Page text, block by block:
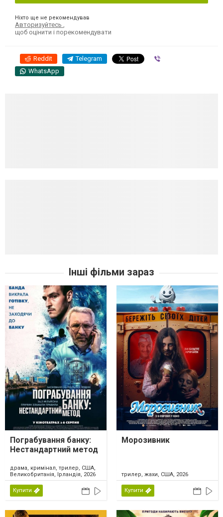
Ніхто ще не рекомендував
Авторизуйтесь ,
щоб оцінити і порекомендувати
Reddit Telegram
WhatsApp
Інші фільми зараз
Пограбування банку:
Нестандартний метод
драма, кримінал, трилер, США,
Великобританія, Ірландія, 2026
Купити
Морозивник
трилер, жахи, США, 2026
Купити